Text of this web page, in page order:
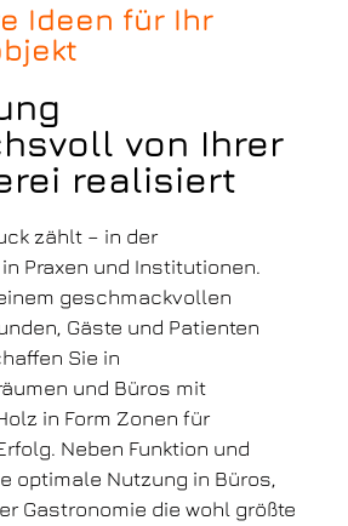
Ideen für Ihr
von Ihrer
realisiert
zählt – in der
Praxen und Institutionen.
geschmackvollen
Gäste und Patienten
Sie in
und Büros mit
in Form Zonen für
Neben Funktion und
optimale Nutzung in Büros,
Gastronomie die wohl größte